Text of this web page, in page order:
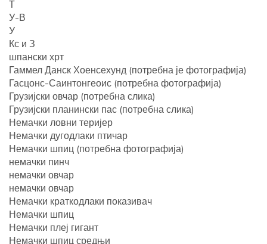
Т
У-В
У
Кс и З
шпански хрт
Гаммел Данск Хоенсехунд (потребна је фотографија)
Гасцонс-Саинтонгеоис (потребна фотографија)
Грузијски овчар (потребна слика)
Грузијски планински пас (потребна слика)
Немачки ловни теријер
Немачки дугодлаки птичар
Немачки шпиц (потребна фотографија)
немачки пинч
немачки овчар
немачки овчар
Немачки краткодлаки показивач
Немачки шпиц
Немачки плеј гигант
Немачки шпиц средњи